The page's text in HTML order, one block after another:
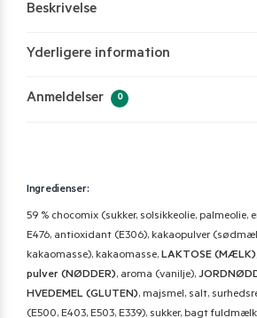
Beskrivelse
Yderligere information
Anmeldelser 0
Ingredienser:
59 % chocomix (sukker, solsikkeolie, palmeolie,
E476, antioxidant (E306), kakaopulver
kakaomasse), kakaomasse, LAKTOSE (MÆLK)
pulver (NØDDER), aroma (vanilje),
HVEDEMEL (GLUTEN), majsmel, salt,
(E500, E403, E503, E339), sukker, bagt